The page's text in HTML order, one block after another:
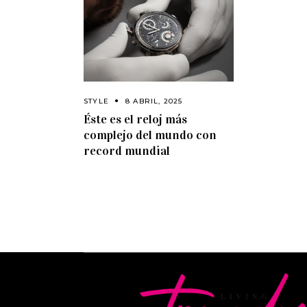
STYLE 8 ABRIL, 2025
Éste es el reloj más
complejo del mundo con
record mundial